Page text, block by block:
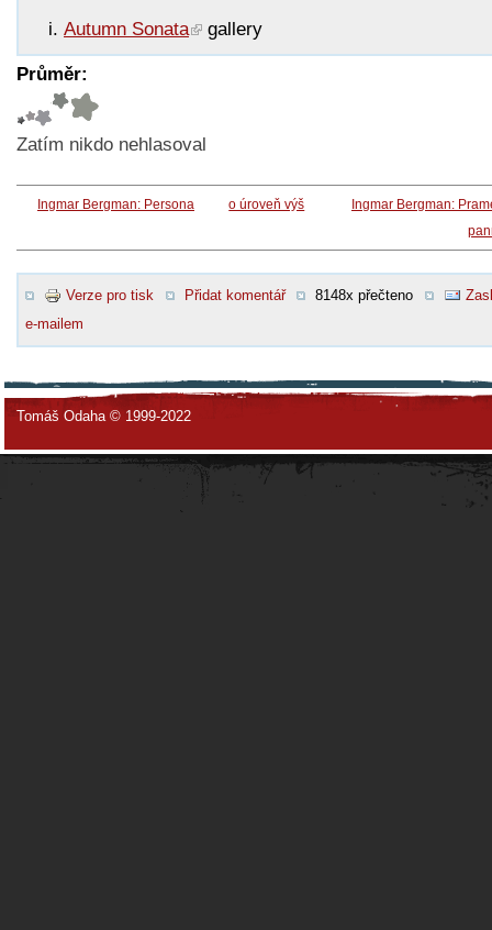
Autumn Sonata gallery
Průměr:
Zatím nikdo nehlasoval
Ingmar Bergman: Persona o úroveň výš
Ingmar Bergman:
Verze pro tisk Přidat komentář 8148x přečteno
e-mailem
Tomáš Odaha © 1999-2022